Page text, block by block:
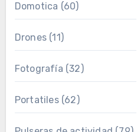
Domotica (60)
Drones(11)
Fotografía (32)
Portatiles(62)